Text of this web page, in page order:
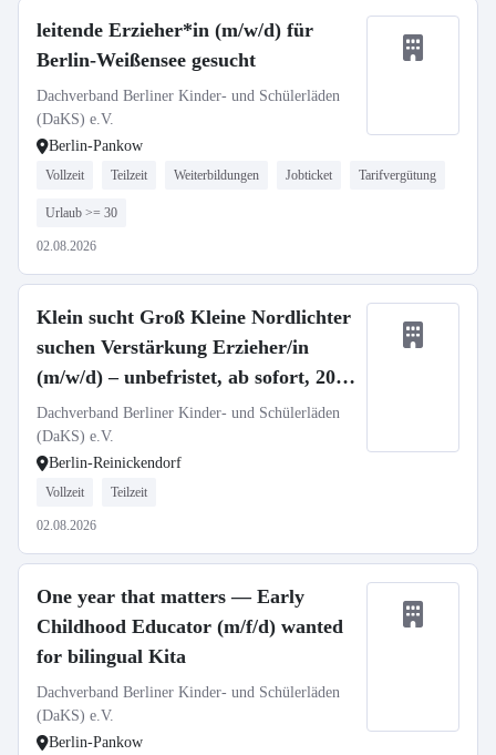
leitende Erzieher*in (m/w/d) für
Berlin-Weißensee gesucht
Dachverband Berliner Kinder- und Schülerläden
(DaKS) e.V.
Berlin-Pankow
Vollzeit Teilzeit Weiterbildungen Jobticket Tarifvergütung
Urlaub >= 30
02.08.2026
Klein sucht Groß Kleine Nordlichter
suchen Verstärkung Erzieher/in
(m/w/d) – unbefristet, ab sofort, 20–
40 Std./Woche
Dachverband Berliner Kinder- und Schülerläden
(DaKS) e.V.
Berlin-Reinickendorf
Vollzeit Teilzeit
02.08.2026
One year that matters — Early
Childhood Educator (m/f/d) wanted
for bilingual Kita
Dachverband Berliner Kinder- und Schülerläden
(DaKS) e.V.
Berlin-Pankow